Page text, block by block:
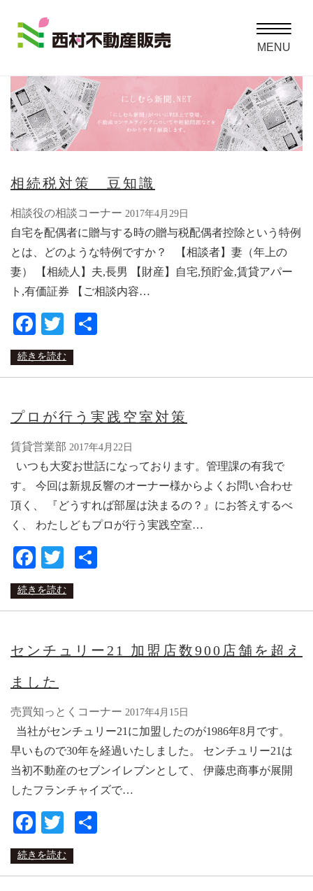
Toggle
MENU
相続税対策 豆知識
相談役の相談コーナー 2017年4月29日
自宅を配偶者に贈与する時の贈与税配偶者控除という特例
とは、どのような特例ですか？ 【相談者】妻（年上の
妻） 【相続人】夫,長男 【財産】自宅,預貯金,賃貸アパー
ト,有価証券 【ご相談内容…
Facebook
Twitter
続きを読む
プロが行う実践空室対策
賃貸営業部 2017年4月22日
いつも大変お世話になっております。管理課の有我で
す。 今回は新規反響のオーナー様からよくお問い合わせ
頂く、 『どうすれば部屋は決まるの？』にお答えするべ
く、 わたしどもプロが行う実践空室…
Facebook
Twitter
続きを読む
センチュリー21 加盟店数900店舗を超え
ました
売買知っとくコーナー 2017年4月15日
当社がセンチュリー21に加盟したのが1986年8月です。
早いもので30年を経過いたしました。 センチュリー21は
当初不動産のセブンイレブンとして、 伊藤忠商事が展開
したフランチャイズで…
Facebook
Twitter
続きを読む